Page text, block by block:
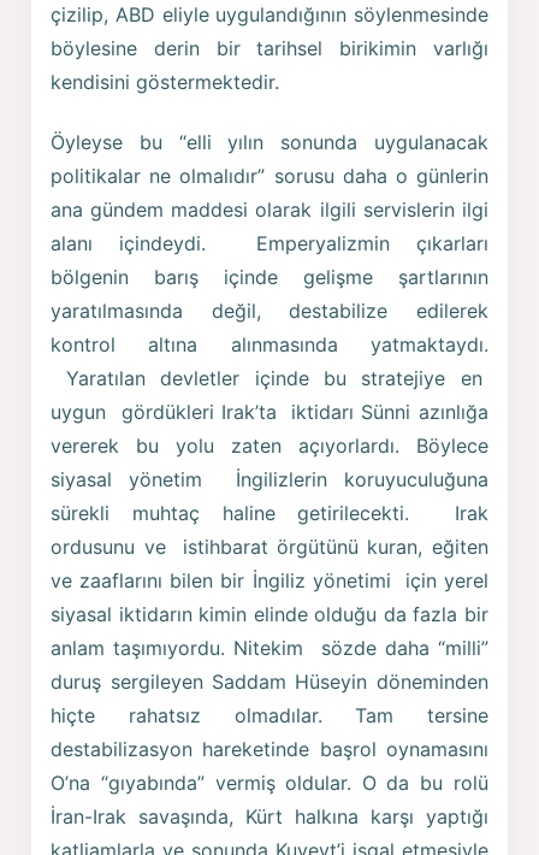
çizilip, ABD eliyle uygulandığının söylenmesinde
böylesine derin bir tarihsel birikimin varlığı
kendisini göstermektedir.
Öyleyse bu “elli yılın sonunda uygulanacak
politikalar ne olmalıdır” sorusu daha o günlerin
ana gündem maddesi olarak ilgili servislerin ilgi
alanı içindeydi. Emperyalizmin çıkarları
bölgenin barış içinde gelişme şartlarının
yaratılmasında değil, destabilize edilerek
kontrol altına alınmasında yatmaktaydı.
Yaratılan devletler içinde bu stratejiye en
uygun gördükleri Irak’ta iktidarı Sünni azınlığa
vererek bu yolu zaten açıyorlardı. Böylece
siyasal yönetim İngilizlerin koruyuculuğuna
sürekli muhtaç haline getirilecekti. Irak
ordusunu ve istihbarat örgütünü kuran, eğiten
ve zaaflarını bilen bir İngiliz yönetimi için yerel
siyasal iktidarın kimin elinde olduğu da fazla bir
anlam taşımıyordu. Nitekim sözde daha “milli”
duruş sergileyen Saddam Hüseyin döneminden
hiçte rahatsız olmadılar. Tam tersine
destabilizasyon hareketinde başrol oynamasını
O’na “gıyabında” vermiş oldular. O da bu rolü
İran-Irak savaşında, Kürt halkına karşı yaptığı
katliamlarla ve sonunda Kuveyt’i işgal etmesiyle